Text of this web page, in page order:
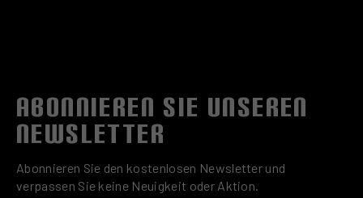
ABONNIEREN SIE UNSEREN
NEWSLETTER
Abonnieren Sie den kostenlosen Newsletter und
verpassen Sie keine Neuigkeit oder Aktion.